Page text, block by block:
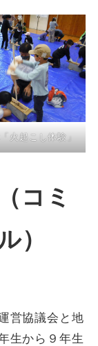
火起こし体験」
コミ
）
営協議会と地
生から９年生